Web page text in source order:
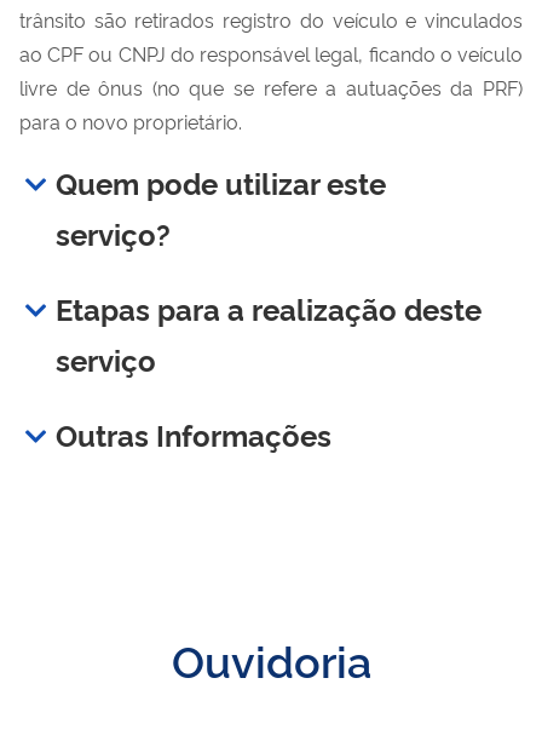
trânsito são retirados registro do veículo e vinculados
ao CPF ou CNPJ do responsável legal, ficando o veículo
livre de ônus (no que se refere a autuações da PRF)
para o novo proprietário.
Quem pode utilizar este
serviço?
Etapas para a realização deste
serviço
Outras Informações
Ouvidoria